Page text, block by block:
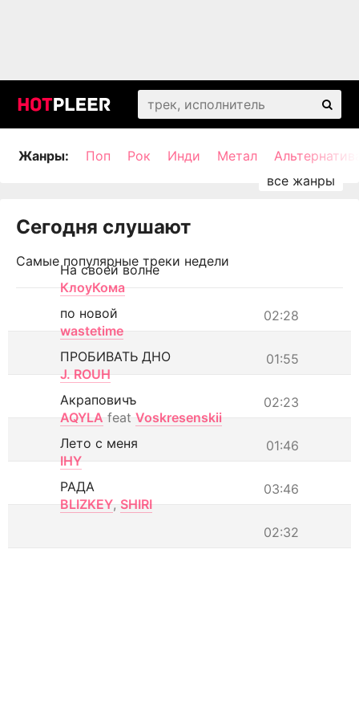
Жанры: Поп Рок Инди Метал
Сегодня слушают
Самые популярные треки недели
На своей волне
КлоуКома
02:28
по новой
wastetime
01:55
ПРОБИВАТЬ ДНО
J. ROUH
02:23
Акраповичъ
AQYLA feat Voskresenskii
01:46
Лето с меня
IHY
03:46
РАДА
BLIZKEY, SHIRI
02:32